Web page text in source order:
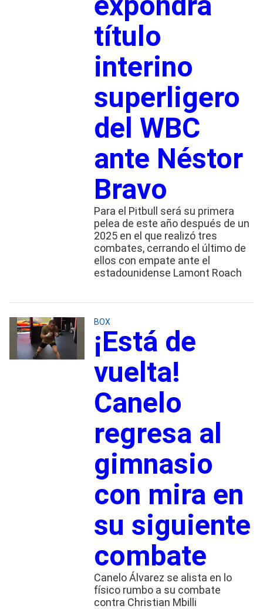
título
interino
superligero
del WBC
ante Néstor
Bravo
Para el Pitbull será su primera
pelea de este año después de un
2025 en el que realizó tres
combates, cerrando el último de
ellos con empate ante el
estadounidense Lamont Roach
BOX
¡Está de
vuelta!
Canelo
regresa al
gimnasio
con mira en
su siguiente
combate
Canelo Álvarez se alista en lo
físico rumbo a su combate
contra Christian Mbilli